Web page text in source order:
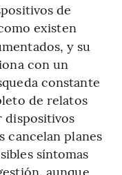
de
existen
y su
con un
constante
de relatos
dispositivos
cancelan planes
síntomas
aunque